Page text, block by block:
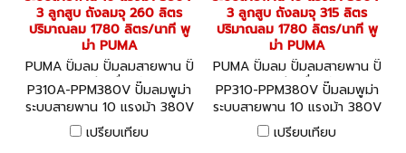
3 ลูกสูบ ถังลมจุ 260 ลิตร
ปริมาณลม 1780 ลิตร/นาที พู
ม่า PUMA
PUMA ปั๊มลม ปั๊มลมสายพาน ปั๊
มลมออยล์ฟรี เครื่องอัดลม P31
0A-PPM380V
P310A-PPM380V ปั๊มลมพูม่า
ระบบสายพาน 10 แรงม้า 380V
3 ลูกสูบ ถังลมจุ 260 ลิตร
ปริมาณลม 1780 ลิตร/นาที พู
เปรียบเทียบ
3 ลูกสูบ ถังลมจุ 315 ลิตร
ปริมาณลม 1780 ลิตร/นาที พู
ม่า PUMA
PUMA ปั๊มลม ปั๊มลมสายพาน ปั๊
มลมออยล์ฟรี เครื่องอัดลม PP
310-PPM380V
PP310-PPM380V ปั๊มลมพูม่า
ระบบสายพาน 10 แรงม้า 380V
3 ลูกสูบ ถังลมจุ 315 ลิตร
ปริมาณลม 1780 ลิตร/นาที พู
เปรียบเทียบ